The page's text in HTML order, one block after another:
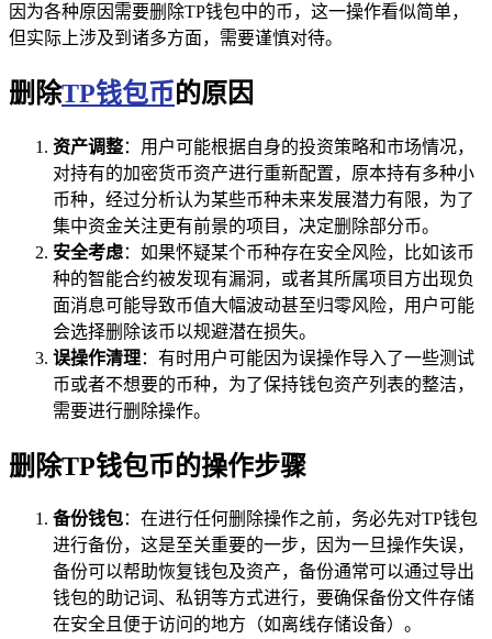
因为各种原因需要删除TP钱包中的币，这一操作看似简单，
但实际上涉及到诸多方面，需要谨慎对待。
删除TP钱包币的原因
资产调整：用户可能根据自身的投资策略和市场情况，
对持有的加密货币资产进行重新配置，原本持有多种小
币种，经过分析认为某些币种未来发展潜力有限，为了
集中资金关注更有前景的项目，决定删除部分币。
安全考虑：如果怀疑某个币种存在安全风险，比如该币
种的智能合约被发现有漏洞，或者其所属项目方出现负
面消息可能导致币值大幅波动甚至归零风险，用户可能
会选择删除该币以规避潜在损失。
误操作清理：有时用户可能因为误操作导入了一些测试
币或者不想要的币种，为了保持钱包资产列表的整洁，
需要进行删除操作。
删除TP钱包币的操作步骤
备份钱包：在进行任何删除操作之前，务必先对TP钱包
进行备份，这是至关重要的一步，因为一旦操作失误，
备份可以帮助恢复钱包及资产，备份通常可以通过导出
钱包的助记词、私钥等方式进行，要确保备份文件存储
在安全且便于访问的地方（如离线存储设备）。